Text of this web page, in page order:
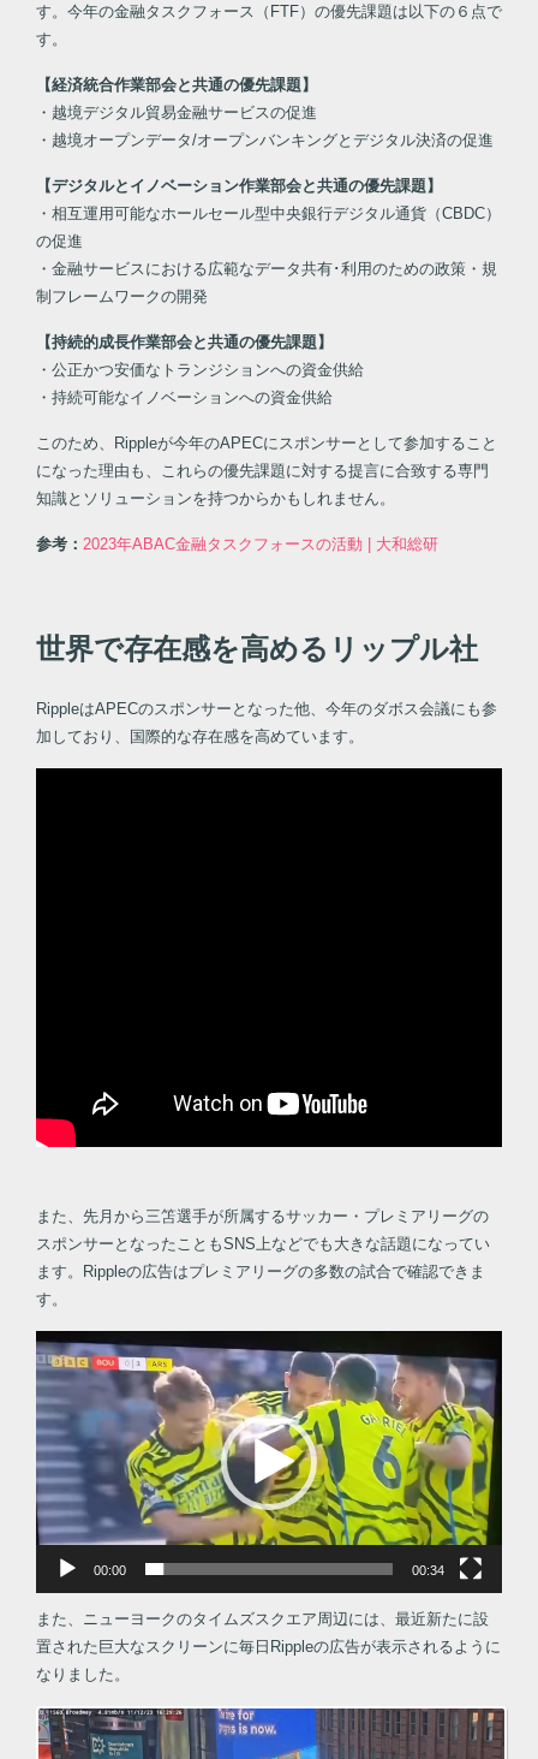
す。今年の金融タスクフォース（FTF）の優先課題は以下の６点で
す。
【経済統合作業部会と共通の優先課題】
・越境デジタル貿易金融サービスの促進
・越境オープンデータ/オープンバンキングとデジタル決済の促進
【デジタルとイノベーション作業部会と共通の優先課題】
・相互運用可能なホールセール型中央銀行デジタル通貨（CBDC）
の促進
・金融サービスにおける広範なデータ共有･利用のための政策・規
制フレームワークの開発
【持続的成長作業部会と共通の優先課題】
・公正かつ安価なトランジションへの資金供給
・持続可能なイノベーションへの資金供給
このため、Rippleが今年のAPECにスポンサーとして参加すること
になった理由も、これらの優先課題に対する提言に合致する専門
知識とソリューションを持つからかもしれません。
参考： 2023年ABAC金融タスクフォースの活動 | 大和総研
世界で存在感を高めるリップル社
RippleはAPECのスポンサーとなった他、今年のダボス会議にも参
加しており、国際的な存在感を高めています。
また、先月から三笘選手が所属するサッカー・プレミアリーグの
スポンサーとなったこともSNS上などでも大きな話題になってい
ます。Rippleの広告はプレミアリーグの多数の試合で確認できま
す。
動
画
プ
レ
ー
ヤ
ー
00:00 00:34
また、ニューヨークのタイムズスクエア周辺には、最近新たに設
置された巨大なスクリーンに毎日Rippleの広告が表示されるように
なりました。